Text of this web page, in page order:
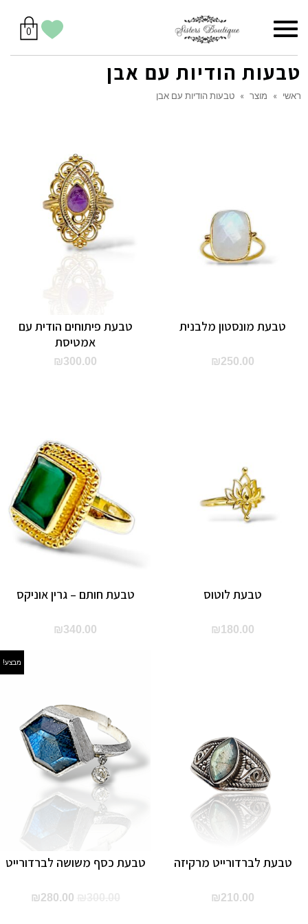
יש
לך
0מוצרים
בסל
הווישליסט
תפריט
טבעות הודיות עם אבן
ראשי » מוצר » טבעות הודיות עם אבן
טבעת פיתוחים הודית עם
אמטיסת
₪300.00
טבעת מונסטון מלבנית
₪250.00
טבעת חותם – גרין אוניקס
₪340.00
טבעת לוטוס
₪180.00
מבצע!
טבעת כסף משושה לברדורייט
המחיר₪280.00
טבעת לברדורייט מרקיזה
₪210.00